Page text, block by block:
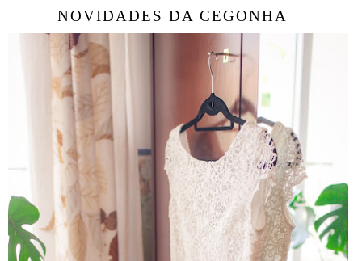
NOVIDADES DA CEGONHA